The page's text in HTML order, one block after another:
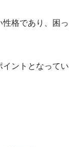
格であり、困っ
イントとなってい